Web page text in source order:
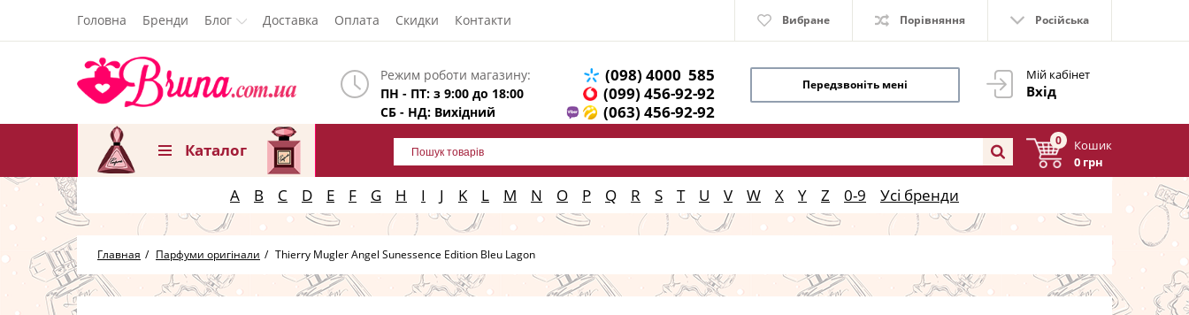
Головна Бренди Блог Доставка Оплата Скидки Контакти Вибране Порівняння Російська
Мій кабінет
Вхід
Режим роботи магазину:
ПН - ПТ: з 9:00 до 18:00
СБ - НД: Вихідний
(098) 4000 585
(099) 456-92-92
(063) 456-92-92
Передзвоніть мені
0
Кошик
0 грн
Каталог
A B C D E F G H I J K L M N O P Q R S T U V W X Y Z 0-9 Усі бренди
Главная Парфуми оригінали Thierry Mugler Angel Sunessence Edition Bleu Lagon